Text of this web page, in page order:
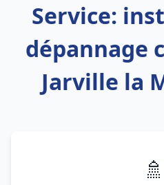
Service:
dépannage
Jarville la
🚿